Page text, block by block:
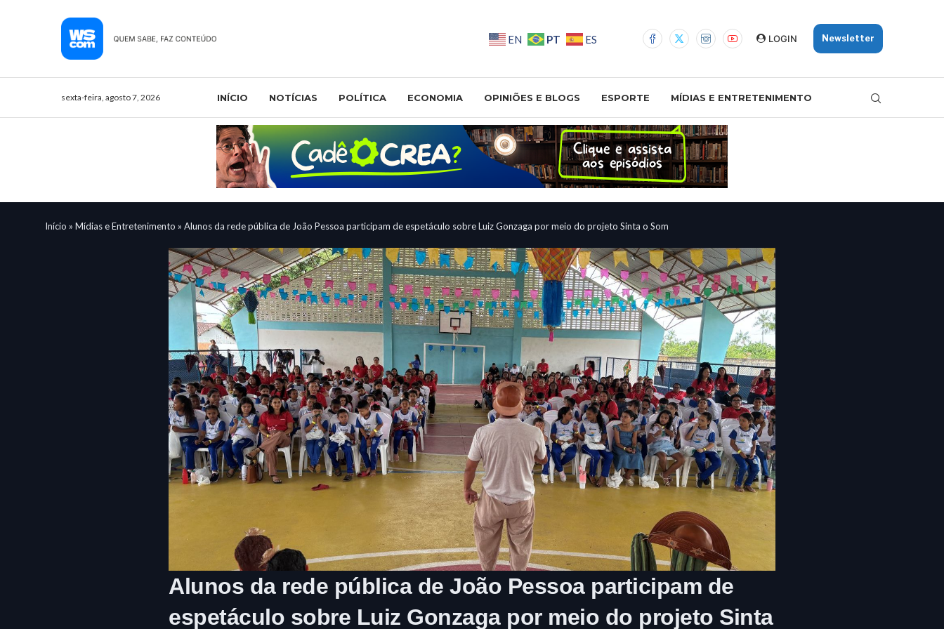
EN PT ES LOGIN Newsletter
sexta-feira, agosto 7, 2026 INÍCIO NOTÍCIAS POLÍTICA ECONOMIA OPINIÕES E BLOGS ESPORTE MÍDIAS E ENTRETENIMENTO
Início » Mídias e Entretenimento » Alunos da rede pública de João Pessoa participam de espetáculo sobre Luiz Gonzaga por meio do projeto Sinta o Som
Alunos da rede pública de João Pessoa participam de
espetáculo sobre Luiz Gonzaga por meio do projeto Sinta